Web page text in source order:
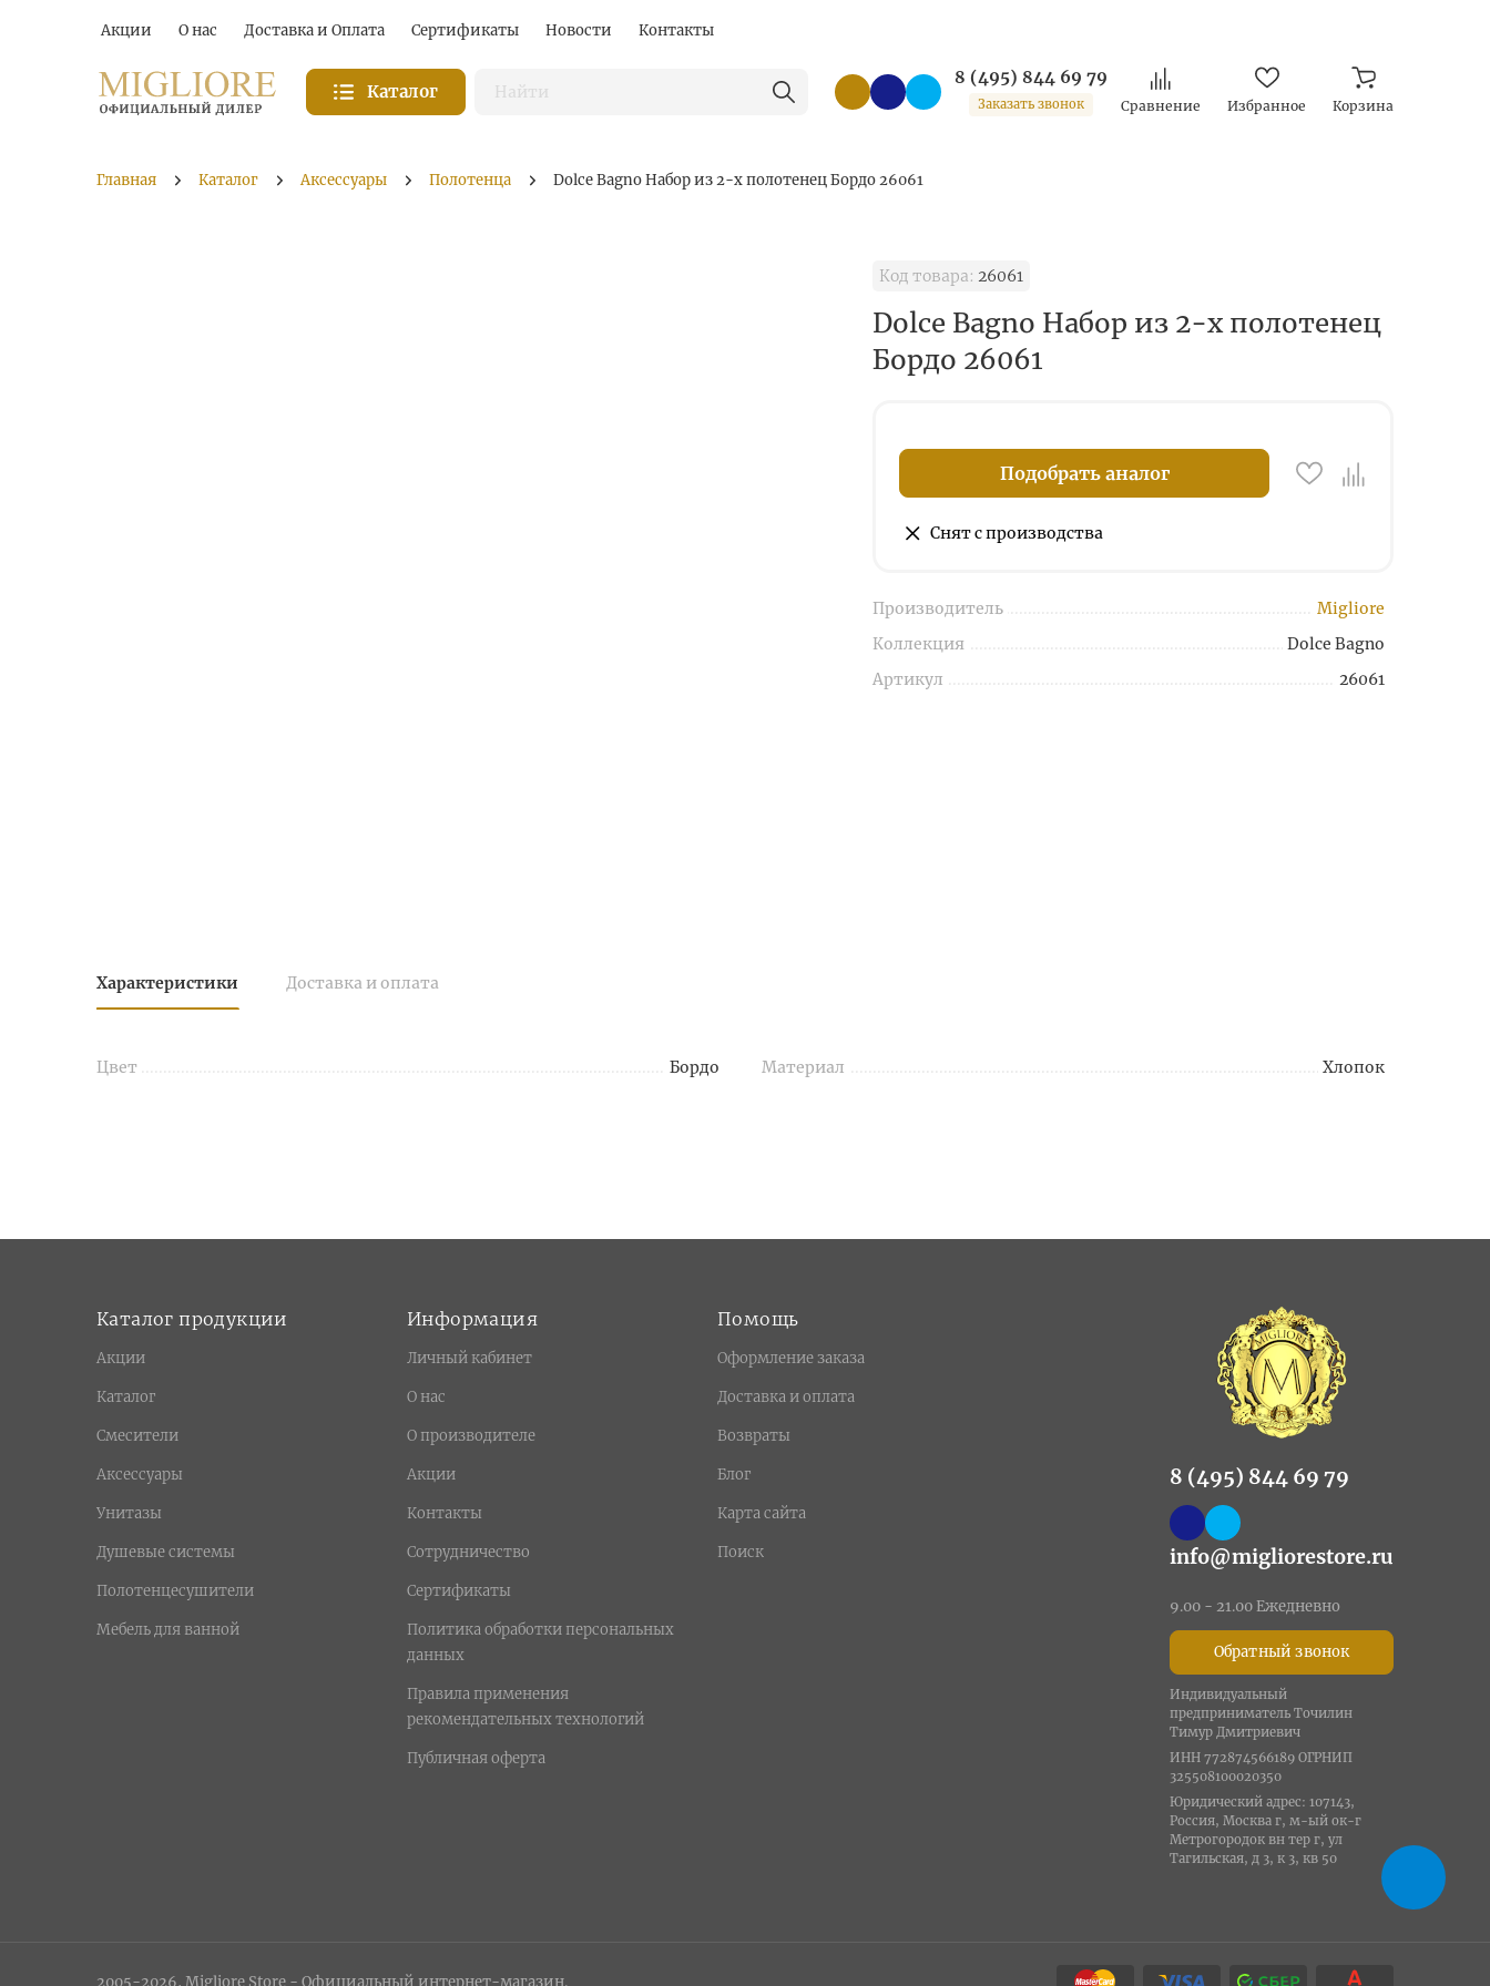
Акции О нас Доставка и Оплата Сертификаты Новости Контакты
Каталог
8 (495) 844 69 79
Заказать звонок Сравнение Избранное Корзина
Главная Каталог Аксессуары Полотенца Dolce Bagno Набор из 2-х полотенец Бордо 26061
Код товара: 26061
Dolce Bagno Набор из 2-х полотенец
Бордо 26061
Подобрать аналог
Снят с производства
Производитель
Migliore
Коллекция
Dolce Bagno
Артикул
26061
Характеристики Доставка и оплата
Цвет Бордо Материал Хлопок
Каталог продукции
Акции
Каталог
Смесители
Аксессуары
Унитазы
Душевые системы
Полотенцесушители
Мебель для ванной
Информация
Личный кабинет
О нас
О производителе
Акции
Контакты
Сотрудничество
Сертификаты
Политика обработки персональных
данных
Правила применения
рекомендательных технологий
Публичная оферта
Помощь
Оформление заказа
Доставка и оплата
Возвраты
Блог
Карта сайта
Поиск
8 (495) 844 69 79
info@migliorestore.ru
9.00 - 21.00 Ежедневно
Обратный звонок
Индивидуальный
предприниматель Точилин
Тимур Дмитриевич
ИНН 772874566189 ОГРНИП
325508100020350
Юридический адрес: 107143,
Россия, Москва г, м-ый ок-г
Метрогородок вн тер г, ул
Тагильская, д 3, к 3, кв 50
2005-2026, Migliore Store - Официальный интернет-магазин.